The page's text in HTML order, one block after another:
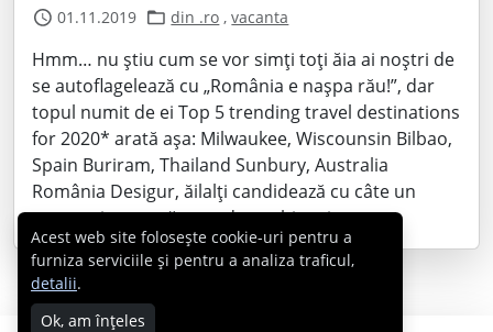
01.11.2019 din .ro ,vacanta
Hmm… nu știu cum se vor simți toți ăia ai noștri de
se autoflagelează cu „România e nașpa rău!”, dar
topul numit de ei Top 5 trending travel destinations
for 2020* arată așa: Milwaukee, Wiscounsin Bilbao,
Spain Buriram, Thailand Sunbury, Australia
România Desigur, ăilalți candidează cu câte un
oraș, noi cu toată țara, dar… chiar și-așa,…
Acest web site folosește cookie-uri pentru a
furniza serviciile și pentru a analiza traficul,
detalii.
Ok, am înțeles